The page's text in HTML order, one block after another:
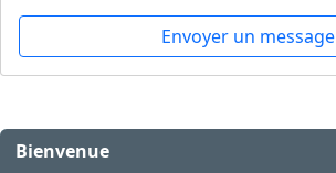
Envoyer un message
Bienvenue